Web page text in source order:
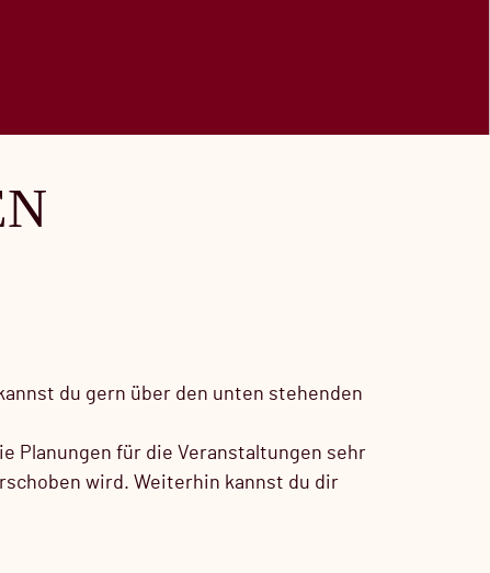
du gern über den unten stehenden
Planungen für die Veranstaltungen sehr
wird. Weiterhin kannst du dir